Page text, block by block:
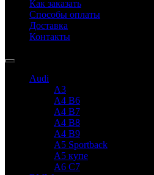
Как заказать
Способы оплаты
Доставка
Контакты
Audi
A3
A4 B6
A4 B7
A4 B8
A4 B9
A5 Sportback
A5 купе
A6 C7